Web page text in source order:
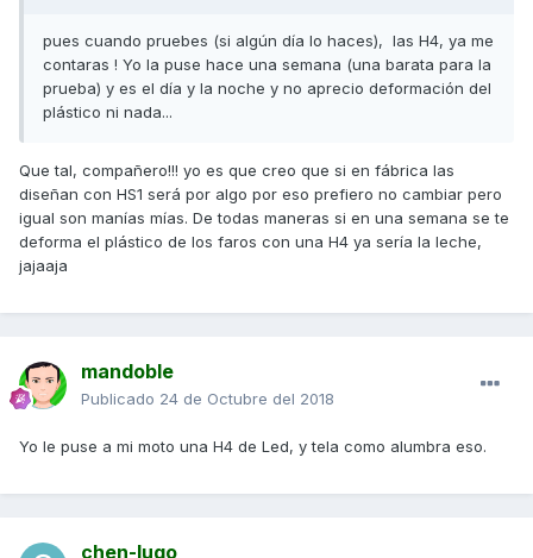
pues cuando pruebes (si algún día lo haces), las H4, ya me
contaras ! Yo la puse hace una semana (una barata para la
prueba) y es el día y la noche y no aprecio deformación del
plástico ni nada...
Que tal, compañero!!! yo es que creo que si en fábrica las
diseñan con HS1 será por algo por eso prefiero no cambiar pero
igual son manías mías. De todas maneras si en una semana se te
deforma el plástico de los faros con una H4 ya sería la leche,
jajaaja
mandoble
Publicado 24 de Octubre del 2018
Yo le puse a mi moto una H4 de Led, y tela como alumbra eso.
chen-lugo